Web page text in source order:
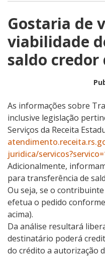
Gostaria de
viabilidade
saldo credor
As informações sobre
inclusive legislação
Serviços da Receita
juridica/
Adicionalmente,
para transferência de
Ou seja, se o
efetua o pedido
acima).
Da análise resultará
destinatário poderá
do crédito a autorização